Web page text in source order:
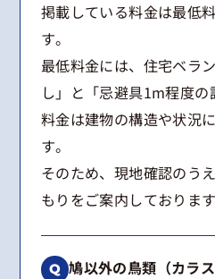
掲載している料金は最低
す。
最低料金には、住宅ベラ
し」と「忌避具1m程度の
料金は建物の構造や状況
す。
そのため、現地確認のう
もりをご案内しております
鳩以外の鳥類（カラ